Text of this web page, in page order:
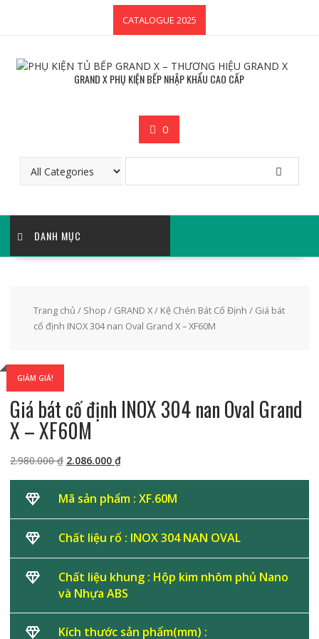
CATALOGUE 2025
GRAND X PHỤ KIỆN BẾP NHẬP KHẨU CAO CẤP
0
DANH MỤC
Trang chủ / Shop / GRAND X/ Kệ Chén Bát Cố Định / Giá bát
cố định INOX 304 nan Oval Grand X – XF60M
GIẢM GIÁ!
Giá bát cố định INOX 304 nan Oval Grand
X – XF60M
2.980.000₫ Giá
2.980.000 ₫.
2.086.000 ₫Giá
tại
là:
2.086.000 ₫.
Mã sản phẩm : XF.60M
Chất liệu rổ : INOX 304 NAN OVAL
Chất liệu khung : Hộp kim nhôm phủ Nano
và Nhựa ABS
Kích thước sản phẩm(mm) :